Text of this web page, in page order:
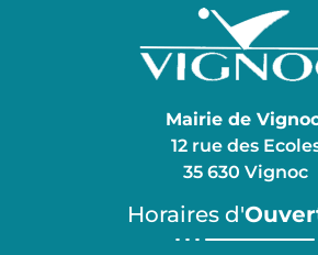
Mairie de
12 rue des
35 630 Vignoc
Horaires d'